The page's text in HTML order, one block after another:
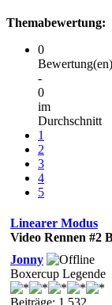
Themabewertung:
0
Bewertung(en)
-
0
im
Durchschnitt
1
2
3
4
5
Linearer Modus
Video Rennen #2
Jonny
Boxercup Legende
Beiträge: 1.532